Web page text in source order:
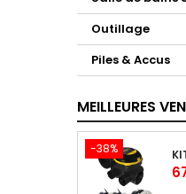
Outillage
Piles & Accus
MEILLEURES
-38%